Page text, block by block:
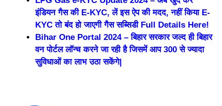
इंडियन गैस की E-KYC, लें इस ऐप की मदद, नहीं किया E-
KYC तो बंद हो जाएगी गैस सब्सिडी Full Details Here!
Bihar One Portal 2024 – बिहार सरकार जल्द ही बिहार
वन पोर्टल लॉन्च करने जा रही है जिसमें आप 300 से ज्यादा
सुविधाओं का लाभ उठा सकेंगे|